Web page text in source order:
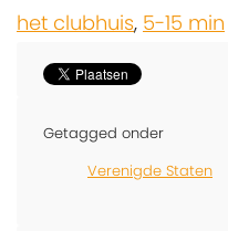
het clubhuis, 5-15 min
Getagged onder
Verenigde Staten